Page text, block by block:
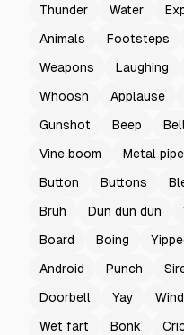
Thunder Water
Animals
Footsteps
Weapons
Laughing
Whoosh
Applause
Gunshot
Beep Bell
Vine boom
Metal pipe
Button
Buttons
Bruh
Dun dun dun
Board
Boing
Android
Punch
Doorbell
Yay Wind
Wet fart
Bonk